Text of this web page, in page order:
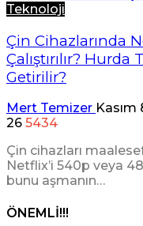
Teknoloji
Çin Cihazlarında
Çalıştırılır? Hurda
Getirilir?
Mert Temizer Kasım
26 5434
Çin cihazları
Netflix’i 540p veya
bunu aşmanın…
ÖNEMLİ!!!